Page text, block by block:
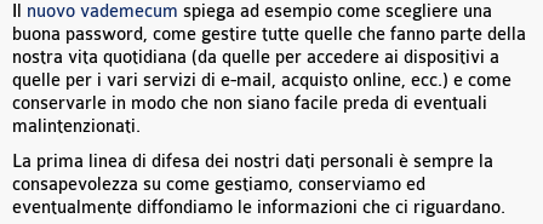
Il nuovo vademecum spiega ad esempio come scegliere una
buona password, come gestire tutte quelle che fanno parte della
nostra vita quotidiana (da quelle per accedere ai dispositivi a
quelle per i vari servizi di e-mail, acquisto online, ecc.) e come
conservarle in modo che non siano facile preda di eventuali
malintenzionati.
La prima linea di difesa dei nostri dati personali è sempre la
consapevolezza su come gestiamo, conserviamo ed
eventualmente diffondiamo le informazioni che ci riguardano.